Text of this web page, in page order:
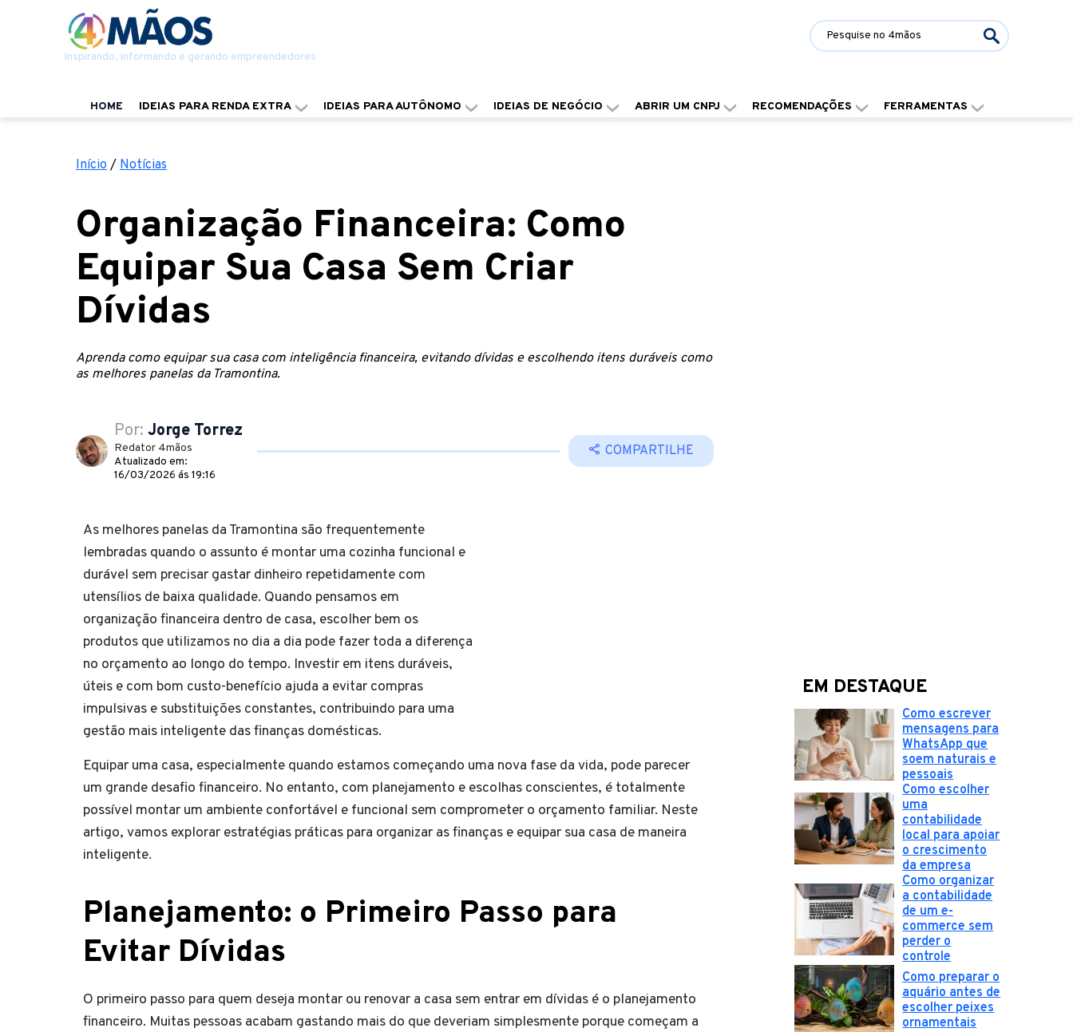
Inspirando, informando e gerando empreendedores
HOME IDEIAS PARA RENDA EXTRA IDEIAS PARA AUTÔNOMO IDEIAS DE NEGÓCIO ABRIR UM CNPJ RECOMENDAÇÕES FERRAMENTAS
Início / Notícias
Organização Financeira: Como
Equipar Sua Casa Sem Criar
Dívidas
Aprenda como equipar sua casa com inteligência financeira, evitando dívidas e escolhendo itens duráveis como
as melhores panelas da Tramontina.
Por: Jorge Torrez
Redator 4mãos
Atualizado em:
16/03/2026 ás 19:16
COMPARTILHE
As melhores panelas da Tramontina são frequentemente
lembradas quando o assunto é montar uma cozinha funcional e
durável sem precisar gastar dinheiro repetidamente com
utensílios de baixa qualidade. Quando pensamos em
organização financeira dentro de casa, escolher bem os
produtos que utilizamos no dia a dia pode fazer toda a diferença
no orçamento ao longo do tempo. Investir em itens duráveis,
úteis e com bom custo-benefício ajuda a evitar compras
impulsivas e substituições constantes, contribuindo para uma
gestão mais inteligente das finanças domésticas.
Equipar uma casa, especialmente quando estamos começando uma nova fase da vida, pode parecer
um grande desafio financeiro. No entanto, com planejamento e escolhas conscientes, é totalmente
possível montar um ambiente confortável e funcional sem comprometer o orçamento familiar. Neste
artigo, vamos explorar estratégias práticas para organizar as finanças e equipar sua casa de maneira
inteligente.
Planejamento: o Primeiro Passo para
Evitar Dívidas
O primeiro passo para quem deseja montar ou renovar a casa sem entrar em dívidas é o planejamento
financeiro. Muitas pessoas acabam gastando mais do que deveriam simplesmente porque começam a
EM DESTAQUE
Como escrever
mensagens para
WhatsApp que
soem naturais e
pessoais
Como escolher
uma
contabilidade
local para apoiar
o crescimento
da empresa
Como organizar
a contabilidade
de um e-
commerce sem
perder o
controle
Como preparar o
aquário antes de
escolher peixes
ornamentais